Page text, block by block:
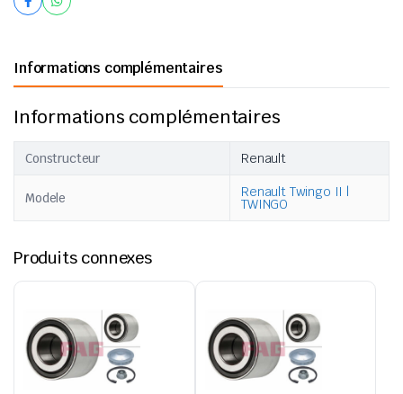
Informations complémentaires
Informations complémentaires
Constructeur Renault
Modele Renault Twingo II |
TWINGO
Produits connexes